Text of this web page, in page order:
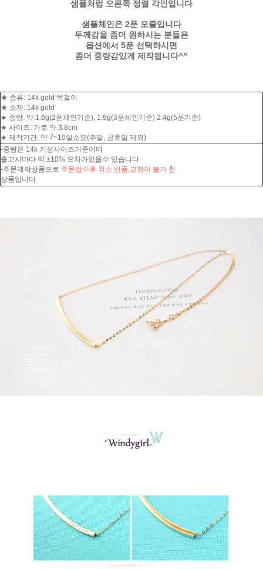
샘플처럼 오른쪽 정렬 각인입니다
샘플체인은 2푼 모줄입니다
두께감을 좀더 원하시는 분들은
옵션에서 5푼 선택하시면
좀더 중량감있게 제작됩니다^^
★ 종류: 14k gold 목걸이
★ 소재: 14k gold
★ 중량: 약 1.6g(2푼체인기준), 1.9g(3푼체인기준) 2.4g(5푼기준)
★ 사이즈: 가로 약 3.8cm
★ 제작기간: 약 7~10일소요(주말, 공휴일 제외)
-중량은 14k 기성사이즈기준이며
출고시마다 약 ±10% 오차가있을수 있습니다
-주문제작상품으로 주문접수후 취소,반품,교환이 불가 한
상품입니다